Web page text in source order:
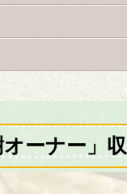
ーナー」